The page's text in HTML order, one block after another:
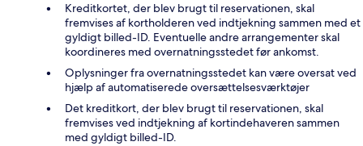
Kreditkortet, der blev brugt til reservationen, skal
fremvises af kortholderen ved indtjekning sammen med et
gyldigt billed-ID. Eventuelle andre arrangementer skal
koordineres med overnatningsstedet før ankomst.
Oplysninger fra overnatningsstedet kan være oversat ved
hjælp af automatiserede oversættelsesværktøjer
Det kreditkort, der blev brugt til reservationen, skal
fremvises ved indtjekning af kortindehaveren sammen
med gyldigt billed-ID.